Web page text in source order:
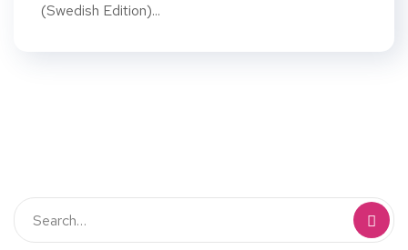
(Swedish Edition)...